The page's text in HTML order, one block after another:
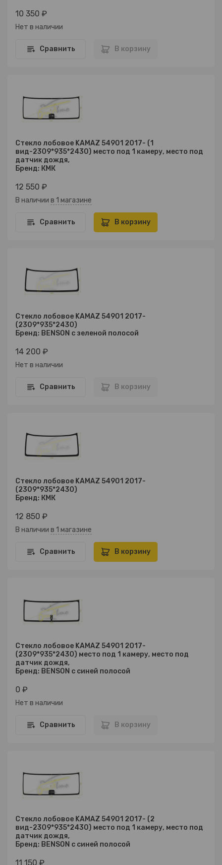
10 350 ₽
Нет в наличии
Сравнить В корзину
Стекло лобовое KAMAZ 54901 2017- (1
вид-2309*935*2430) место под 1 камеру, место под
датчик дождя,
Бренд: КМК
12 550 ₽
В наличии в 1 магазине
Сравнить В корзину
Стекло лобовое KAMAZ 54901 2017-
(2309*935*2430)
Бренд: BENSON с зеленой полосой
14 200 ₽
Нет в наличии
Сравнить В корзину
Стекло лобовое KAMAZ 54901 2017-
(2309*935*2430)
Бренд: КМК
12 850 ₽
В наличии в 1 магазине
Сравнить В корзину
Стекло лобовое KAMAZ 54901 2017-
(2309*935*2430) место под 1 камеру, место под
датчик дождя,
Бренд: BENSON с синей полосой
0 ₽
Нет в наличии
Сравнить В корзину
Стекло лобовое KAMAZ 54901 2017- (2
вид-2309*935*2430) место под 1 камеру, место под
датчик дождя,
Бренд: BENSON с синей полосой
11 150 ₽